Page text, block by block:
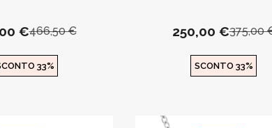
€466,50 €
33%
250,00 €375,00
SCONTO 33%